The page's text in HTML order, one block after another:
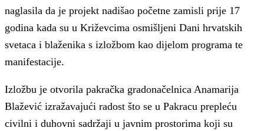
naglasila da je projekt nadišao početne zamisli prije 17
godina kada su u Križevcima osmišljeni Dani hrvatskih
svetaca i blaženika s izložbom kao dijelom programa te
manifestacije.
Izložbu je otvorila pakračka gradonačelnica Anamarija
Blažević izražavajući radost što se u Pakracu prepleću
civilni i duhovni sadržaji u javnim prostorima koji su